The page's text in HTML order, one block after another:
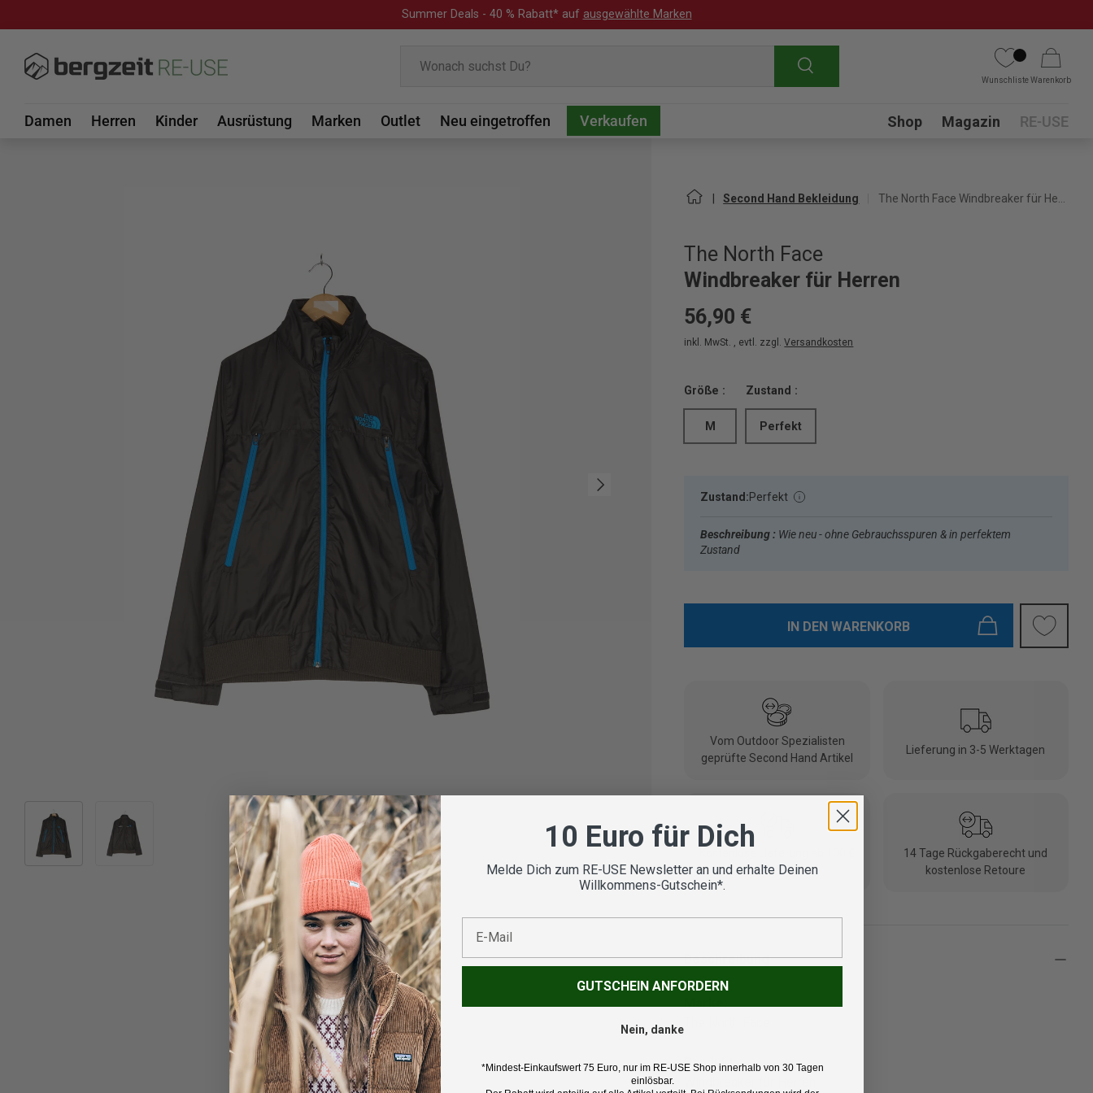
Summer Deals - 40 % Rabatt* auf ausgewählte Marken
Suchen
WunschlisteWarenkorb
Damen Herren Kinder Ausrüstung Marken Outlet Neu eingetroffen Verkaufen Submenu
Shop Magazin RE-USE
Nächste
Bild 2 in Galerieansicht laden
Second Hand Bekleidung
The North Face
Windbreaker für Herren
56,90 €
inkl. MwSt. , evtl. zzgl.Versandkosten
Größe :
M
Zustand :
Perfekt
Zustand:Perfekt
Beschreibung : Wie neu - ohne Gebrauchsspuren & in perfektem
Zustand
IN DEN WARENKORB
Vom Outdoor Spezialisten
geprüfte Second Hand Artikel
Lieferung in 3-5 Werktagen
(DE/AT)
14 Tage Rückgaberecht und
kostenlose Retoure
Beschreibung
Marke:
Produkt:
10 Euro für Dich
Melde Dich zum RE-USE Newsletter an und erhalte Deinen
Willkommens-Gutschein*.
GUTSCHEIN ANFORDERN
Nein, danke
*Mindest-Einkaufswert 75 Euro, nur im RE-USE Shop innerhalb von 30 Tagen
einlösbar.